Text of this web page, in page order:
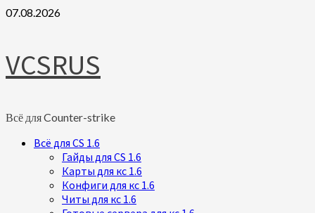
Skip
07.08.2026
VCSRUS
Всё для Counter-strike
PrimaryВсё для CS 1.6
Гайды для CS 1.6
Карты для кс 1.6
Конфиги для кс 1.6
Читы для кс 1.6